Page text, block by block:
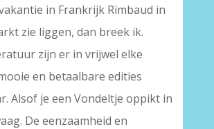
in Frankrijk Rimbaud in
zie liggen, dan breek ik.
zijn er in vrijwel elke
en betaalbare edities
Alsof je een Vondeltje oppikt in
De eenzaamheid en